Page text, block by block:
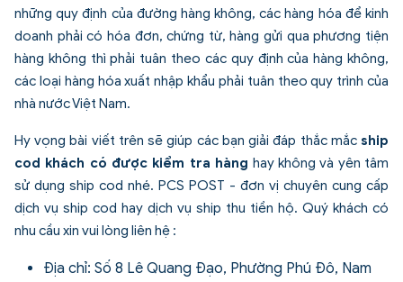
những quy định của đường hàng không, các hàng hóa để kinh
doanh phải có hóa đơn, chứng từ, hàng gửi qua phương tiện
hàng không thì phải tuân theo các quy định của hàng không,
các loại hàng hóa xuất nhập khẩu phải tuân theo quy trình của
nhà nước Việt Nam.
Hy vọng bài viết trên sẽ giúp các bạn giải đáp thắc mắc ship
cod khách có được kiểm tra hàng hay không và yên tâm
sử dụng ship cod nhé. PCS POST - đơn vị chuyên cung cấp
dịch vụ ship cod hay dịch vụ ship thu tiền hộ. Quý khách có
nhu cầu xin vui lòng liên hệ :
Địa chỉ: Số 8 Lê Quang Đạo, Phường Phú Đô, Nam